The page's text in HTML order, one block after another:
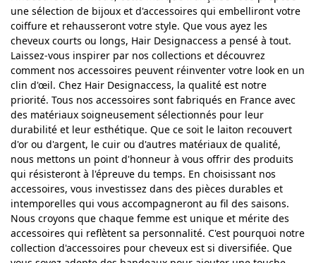
une sélection de bijoux et d'accessoires qui embelliront votre
coiffure et rehausseront votre style. Que vous ayez les
cheveux courts ou longs, Hair Designaccess a pensé à tout.
Laissez-vous inspirer par nos collections et découvrez
comment nos accessoires peuvent réinventer votre look en un
clin d'œil. Chez Hair Designaccess, la qualité est notre
priorité. Tous nos accessoires sont fabriqués en France avec
des matériaux soigneusement sélectionnés pour leur
durabilité et leur esthétique. Que ce soit le laiton recouvert
d'or ou d'argent, le cuir ou d'autres matériaux de qualité,
nous mettons un point d'honneur à vous offrir des produits
qui résisteront à l'épreuve du temps. En choisissant nos
accessoires, vous investissez dans des pièces durables et
intemporelles qui vous accompagneront au fil des saisons.
Nous croyons que chaque femme est unique et mérite des
accessoires qui reflètent sa personnalité. C'est pourquoi notre
collection d'accessoires pour cheveux est si diversifiée. Que